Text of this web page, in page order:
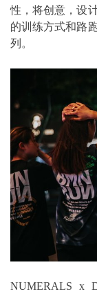
性，将创意，设
的训练方式和路
列。
NUMERALS x